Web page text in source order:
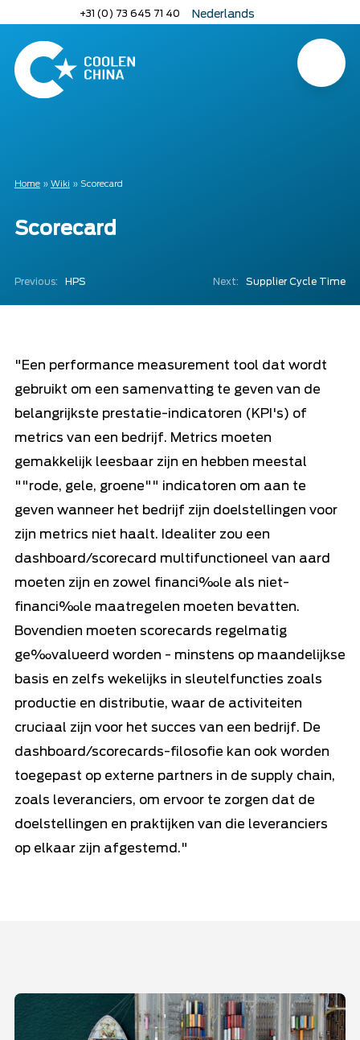
+31 (0) 73 645 71 40
Nederlands
Home Menu
Home» Wiki » Scorecard
Scorecard
Previous: HPS Next: Supplier Cycle Time
"Een performance measurement tool dat wordt
gebruikt om een samenvatting te geven van de
belangrijkste prestatie-indicatoren (KPI's) of
metrics van een bedrijf. Metrics moeten
gemakkelijk leesbaar zijn en hebben meestal
""rode, gele, groene"" indicatoren om aan te
geven wanneer het bedrijf zijn doelstellingen voor
zijn metrics niet haalt. Idealiter zou een
dashboard/scorecard multifunctioneel van aard
moeten zijn en zowel financi‰le als niet-
financi‰le maatregelen moeten bevatten.
Bovendien moeten scorecards regelmatig
ge‰valueerd worden - minstens op maandelijkse
basis en zelfs wekelijks in sleutelfuncties zoals
productie en distributie, waar de activiteiten
cruciaal zijn voor het succes van een bedrijf. De
dashboard/scorecards-filosofie kan ook worden
toegepast op externe partners in de supply chain,
zoals leveranciers, om ervoor te zorgen dat de
doelstellingen en praktijken van die leveranciers
op elkaar zijn afgestemd."